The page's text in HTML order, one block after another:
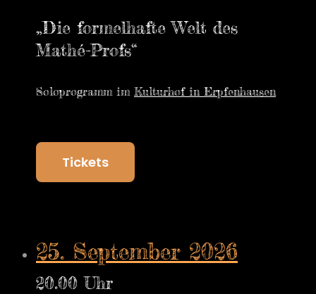
„Die formelhafte Welt des
Mathé-Profs“
Soloprogramm im Kulturhof in Erpfenhausen
Tickets
25. September 2026
20.00 Uhr